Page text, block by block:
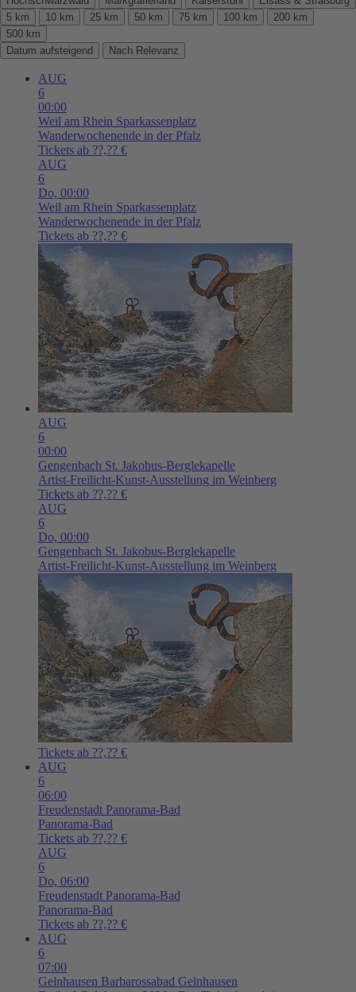
5 km
10 km 25 km 50 km 75 km 100 km
200 km
500 km
Datum aufsteigend
Nach Relevanz
AUG
6
00:00
Weil am Rhein Sparkassenplatz
Wanderwochenende in der Pfalz
Tickets ab ??,?? €
AUG
6
Do, 00:00
Weil am Rhein Sparkassenplatz
Wanderwochenende in der Pfalz
Tickets ab ??,?? €
AUG
6
00:00
Gengenbach St. Jakobus-Berglekapelle
Artist-Freilicht-Kunst-Ausstellung im Weinberg
Tickets ab ??,?? €
AUG
6
Do, 00:00
Gengenbach St. Jakobus-Berglekapelle
Artist-Freilicht-Kunst-Ausstellung im Weinberg
Tickets ab ??,?? €
AUG
6
06:00
Freudenstadt Panorama-Bad
Panorama-Bad
Tickets ab ??,?? €
AUG
6
Do, 06:00
Freudenstadt Panorama-Bad
Panorama-Bad
Tickets ab ??,?? €
AUG
6
07:00
Gelnhausen Barbarossabad Gelnhausen